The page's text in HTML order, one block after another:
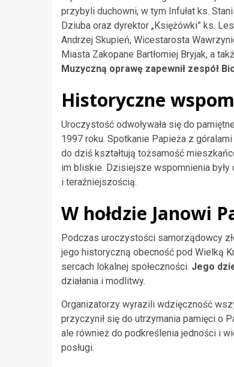
przybyli duchowni, w tym Infułat ks.
Dziuba oraz dyrektor „Księżówki” ks.
Andrzej Skupień, Wicestarosta
Miasta Zakopane Bartłomiej Bryjak, a
Muzyczną oprawę zapewnił zespół
Historyczne
Uroczystość odwoływała się do
1997 roku. Spotkanie Papieża z
do dziś kształtują tożsamość
im bliskie. Dzisiejsze wspomnienia
i teraźniejszością.
W hołdzie Janowi
Podczas uroczystości samorządowcy
jego historyczną obecność pod Wielką
sercach lokalnej społeczności. Jego
działania i modlitwy.
Organizatorzy wyrazili wdzięczność
przyczynił się do utrzymania pamięci o
ale również do podkreślenia jedności i
posługi.